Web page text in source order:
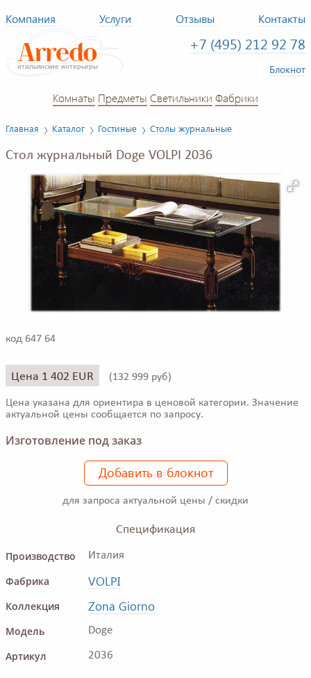
Компания Услуги Отзывы Контакты
+7 (495) 212 92 78
Блокнот
Комнаты Предметы Светильники Фабрики
Главная Каталог Гостиные Столы журнальные
Стол журнальный Doge VOLPI 2036
код 647 64
Цена 1 402 EUR (132 999 руб)
Цена указана для ориентира в ценовой категории. Значение
актуальной цены сообщается по запросу.
Изготовление под заказ
Добавить в блокнот
для запроса актуальной цены / скидки
Спецификация
Производство
Италия
Фабрика VOLPI
Коллекция Zona Giorno
Модель Doge
Артикул 2036